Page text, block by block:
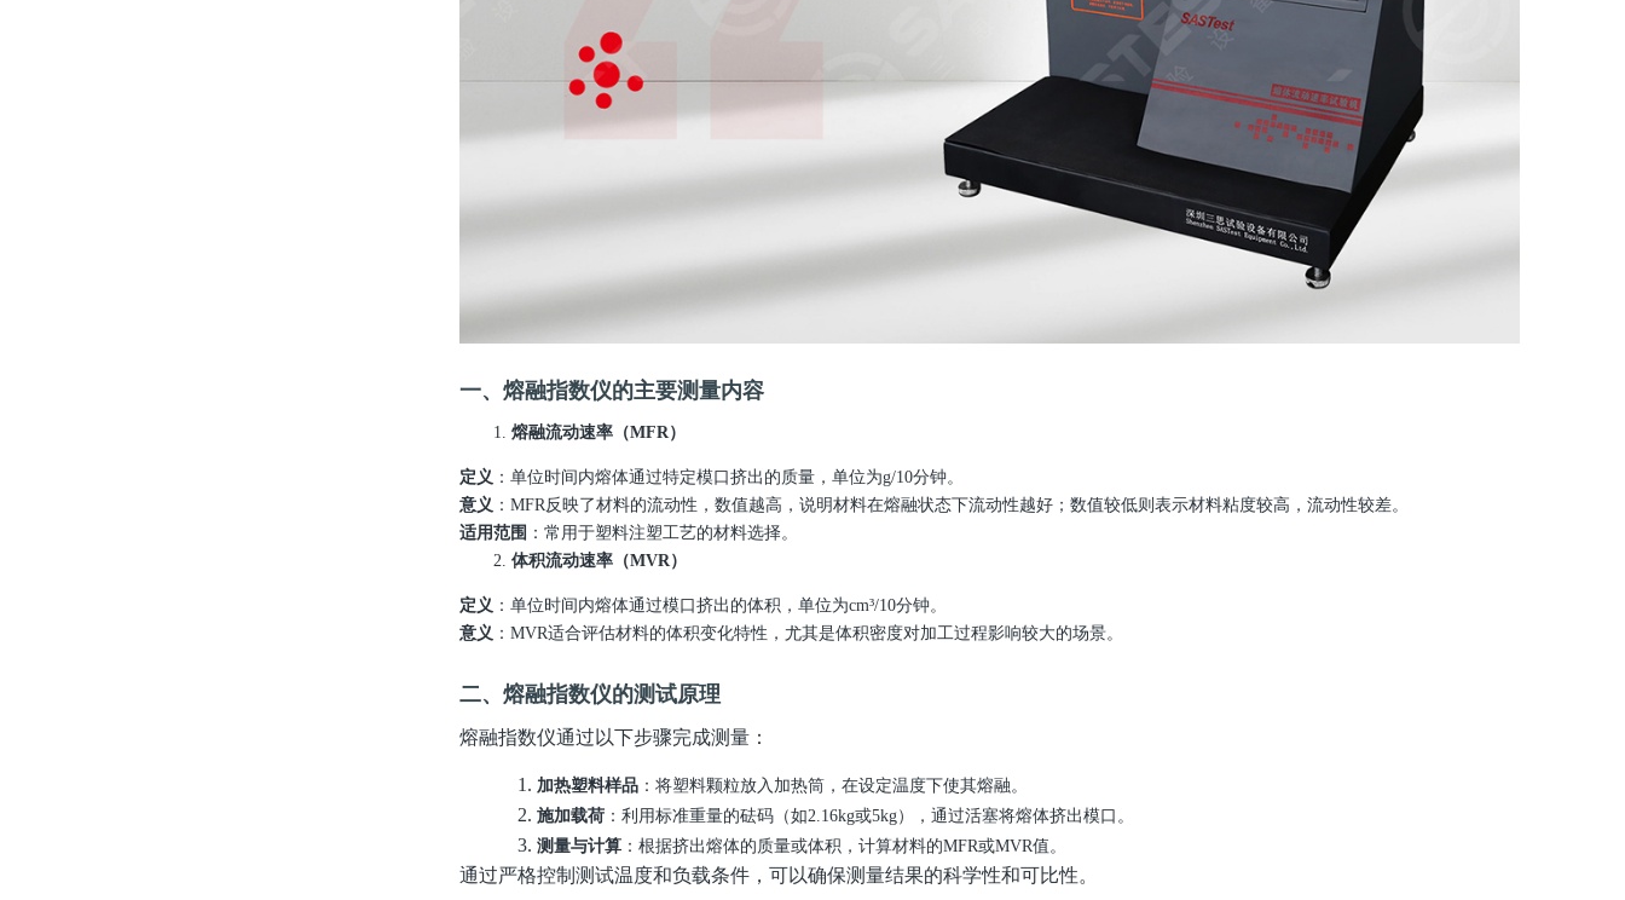
一、熔融指数仪的主要测量内容
1. 熔融流动速率（MFR ）
定义 ：单位时间内熔体通过特定模口挤出的质量，单位为g/10分钟。
意义 ： MFR 反映了材料的流动性，数值越高，说明材料在熔融状态下流动性越好；数值较低则表示材料粘度较高，流动性较差。
适用范围 ：常用于塑料注塑工艺的材料选择。
2. 体积流动速率（MVR ）
定义 ：单位时间内熔体通过模口挤出的体积，单位为cm³/10分钟。
意义 ： MVR适合评估材料的体积变化特性，尤其是体积密度对加工过程影响较大的场景。
二、熔融指数仪的测试原理
熔融指数仪通过以下步骤完成测量：
1. 加热塑料样品：将塑料颗粒放入加热筒，在设定温度下使其熔融。
2. 施加载荷：利用标准重量的砝码（如2.16kg或5kg），通过活塞将熔体挤出模口。
3. 测量与计算：根据挤出熔体的质量或体积，计算材料的MFR或MVR值。
通过严格控制测试温度和负载条件，可以确保测量结果的科学性和可比性。